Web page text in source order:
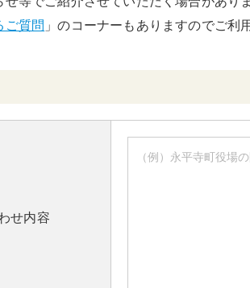
ご質問 」のコーナーもありますのでご利
せ内容